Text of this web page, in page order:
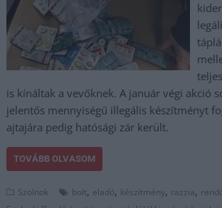
is kínáltak a vevőknek. A január végi akció
jelentős mennyiségű illegális készítményt
ajtajára pedig hatósági zár került.
TOVÁBB OLVASOM
Szolnok bolt, eladó, készítmény, razzia,